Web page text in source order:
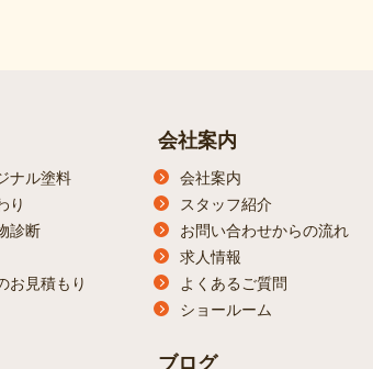
ナル塗料
り
診断
お見積もり
会社案内
会社案内
スタッフ紹介
お問い合わせからの流れ
求人情報
よくあるご質問
ショールーム
ブログ